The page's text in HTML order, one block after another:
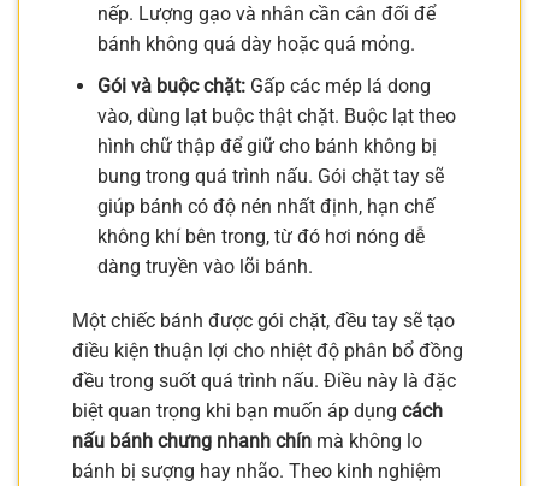
nếp. Lượng gạo và nhân cần cân đối để
bánh không quá dày hoặc quá mỏng.
Gói và buộc chặt:Gấp các mép lá dong
vào, dùng lạt buộc thật chặt. Buộc lạt theo
hình chữ thập để giữ cho bánh không bị
bung trong quá trình nấu. Gói chặt tay sẽ
giúp bánh có độ nén nhất định, hạn chế
không khí bên trong, từ đó hơi nóng dễ
dàng truyền vào lõi bánh.
Một chiếc bánh được gói chặt, đều tay sẽ tạo
điều kiện thuận lợi cho nhiệt độ phân bổ đồng
đều trong suốt quá trình nấu. Điều này là đặc
biệt quan trọng khi bạn muốn áp dụng cách
nấu bánh chưng nhanh chín mà không lo
bánh bị sượng hay nhão. Theo kinh nghiệm